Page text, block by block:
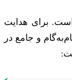
است. برای هدایت
و جامع در